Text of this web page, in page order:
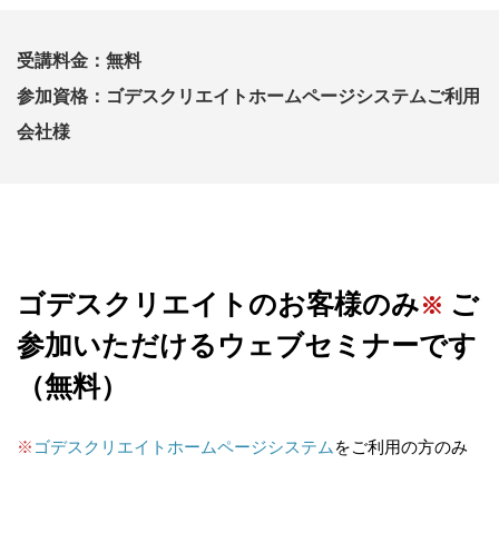
受講料金：無料
参加資格：ゴデスクリエイトホームページシステムご利用
会社様
ゴデスクリエイトのお客様のみ※ ご
参加いただけるウェブセミナーです
（無料）
※ ゴデスクリエイトホームページシステム をご利用の方のみ